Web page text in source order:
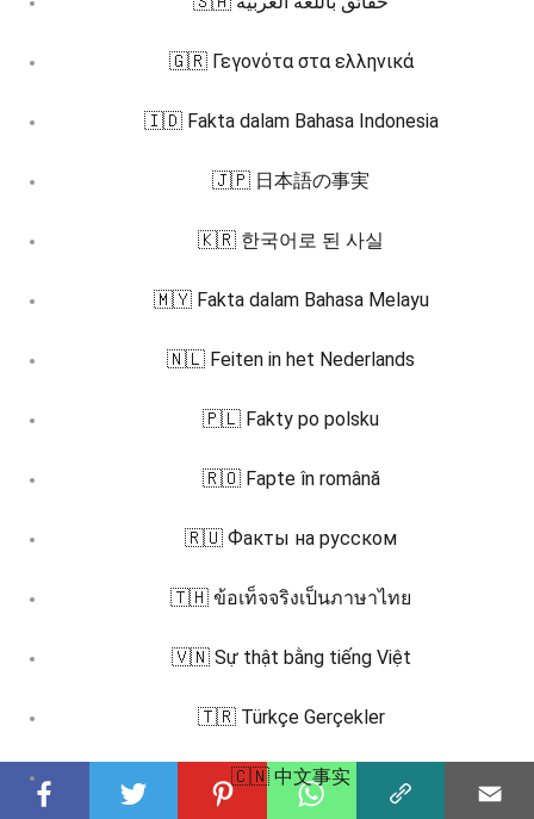
🇬🇷 Γεγονότα στα ελληνικά
🇮🇩 Fakta dalam Bahasa Indonesia
🇯🇵 日本語の事実
🇰🇷 한국어로 된 사실
🇲🇾 Fakta dalam Bahasa Melayu
🇳🇱 Feiten in het Nederlands
🇵🇱 Fakty po polsku
🇷🇴 Fapte în română
🇷🇺 Факты на русском
🇹🇭 ข้อเท็จจริงเป็นภาษาไทย
🇻🇳 Sự thật bằng tiếng Việt
🇹🇷 Türkçe Gerçekler
🇨🇳 中文事实